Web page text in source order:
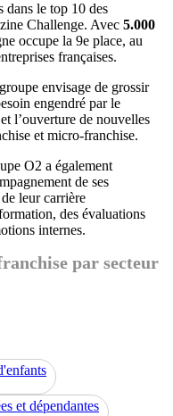
le top 10 des
Challenge. Avec 5.000
occupe la 9e place, au
françaises.
envisage de grossir
engendré par le
l’ouverture de nouvelles
et micro-franchise.
O2 a également
de ses
leur carrière
des évaluations
internes.
par secteur
et dépendantes